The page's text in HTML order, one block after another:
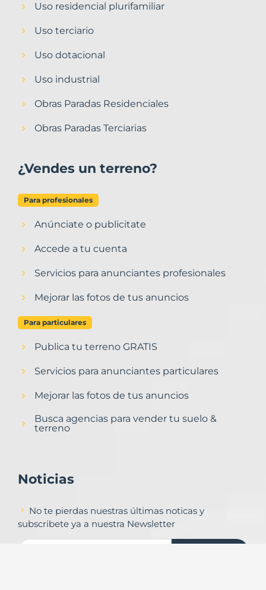
Uso residencial plurifamiliar
Uso terciario
Uso dotacional
Uso industrial
Obras Paradas Residenciales
Obras Paradas Terciarias
¿Vendes un terreno?
Para profesionales
Anúnciate o publicitate
Accede a tu cuenta
Servicios para anunciantes profesionales
Mejorar las fotos de tus anuncios
Para particulares
Publica tu terreno GRATIS
Servicios para anunciantes particulares
Mejorar las fotos de tus anuncios
Busca agencias para vender tu suelo &
terreno
Noticias
No te pierdas nuestras últimas noticas y
subscribete ya a nuestra Newsletter